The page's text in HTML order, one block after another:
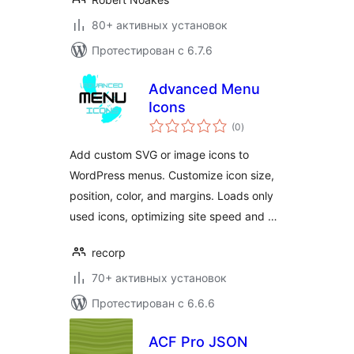
80+ активных установок
Протестирован с 6.7.6
Advanced Menu
Icons
(0общий
рейтинг
)
Add custom SVG or image icons to
WordPress menus. Customize icon size,
position, color, and margins. Loads only
used icons, optimizing site speed and …
recorp
70+ активных установок
Протестирован с 6.6.6
ACF Pro JSON